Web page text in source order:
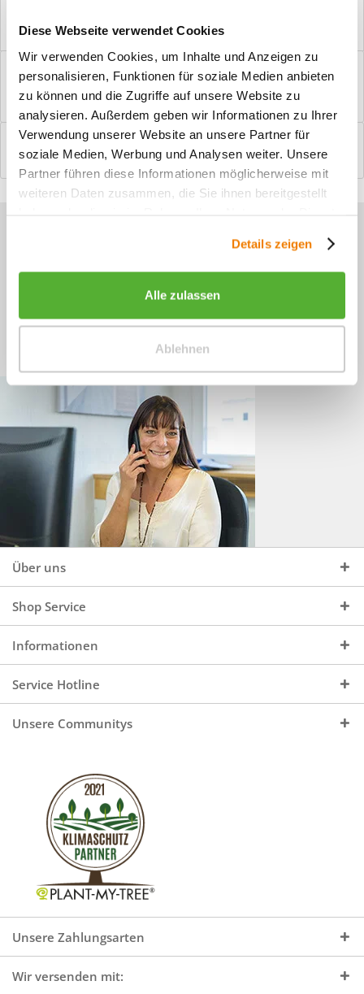
Diese Webseite verwendet Cookies
Wir verwenden Cookies, um Inhalte und Anzeigen zu
personalisieren, Funktionen für soziale Medien anbieten
zu können und die Zugriffe auf unsere Website zu
analysieren. Außerdem geben wir Informationen zu Ihrer
Verwendung unserer Website an unsere Partner für
soziale Medien, Werbung und Analysen weiter. Unsere
Partner führen diese Informationen möglicherweise mit
weiteren Daten zusammen, die Sie ihnen bereitgestellt
Details zeigen
Alle zulassen
Ablehnen
Windfangelemente online am Bildschirm konfigurieren und
einbaufertig bestellen. In wenigen...
Bewertungen
0
Bewertungen lesen, schreiben und diskutieren...mehr
Sie haben Fragen zu unseren
+49 (0)4244 965 34 04
Mo - Do, 09:00 - 16:00 Uhr
und Fr, 09:00 - 13:00 Uhr
Über uns
Shop Service
Informationen
Service Hotline
Unsere Communitys
Unsere Zahlungsarten
Wir versenden mit: